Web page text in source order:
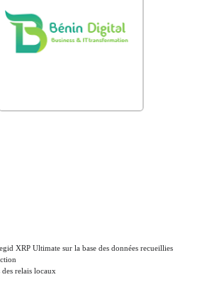
XRP Ultimate sur la base des données recueillies
relais locaux